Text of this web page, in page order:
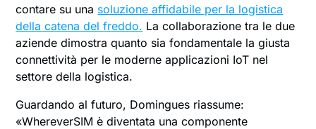
contare su una soluzione affidabile per la logistica
della catena del freddo. La collaborazione tra le due
aziende dimostra quanto sia fondamentale la giusta
connettività per le moderne applicazioni IoT nel
settore della logistica.
Guardando al futuro, Domingues riassume:
«WhereverSIM è diventata una componente